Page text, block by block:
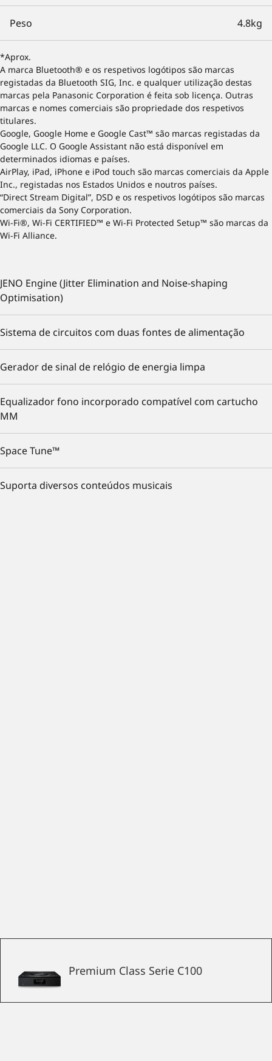
Peso 4.8kg
*Aprox.
A marca Bluetooth® e os respetivos logótipos são marcas
registadas da Bluetooth SIG, Inc. e qualquer utilização destas
marcas pela Panasonic Corporation é feita sob licença. Outras
marcas e nomes comerciais são propriedade dos respetivos
titulares.
Google, Google Home e Google Cast™ são marcas registadas da
Google LLC. O Google Assistant não está disponível em
determinados idiomas e países.
AirPlay, iPad, iPhone e iPod touch são marcas comerciais da Apple
Inc., registadas nos Estados Unidos e noutros países.
“Direct Stream Digital”, DSD e os respetivos logótipos são marcas
comerciais da Sony Corporation.
Wi-Fi®, Wi-Fi CERTIFIED™ e Wi-Fi Protected Setup™ são marcas da
Wi-Fi Alliance.
JENO Engine (Jitter Elimination and Noise-shaping
Optimisation)
Sistema de circuitos com duas fontes de alimentação
Gerador de sinal de relógio de energia limpa
Equalizador fono incorporado compatível com cartucho
MM
Space Tune™
Suporta diversos conteúdos musicais
Premium Class Serie C100